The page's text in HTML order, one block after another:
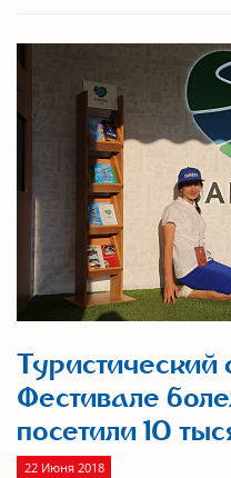
Фестивале
посетили 10
22 Июня 2018